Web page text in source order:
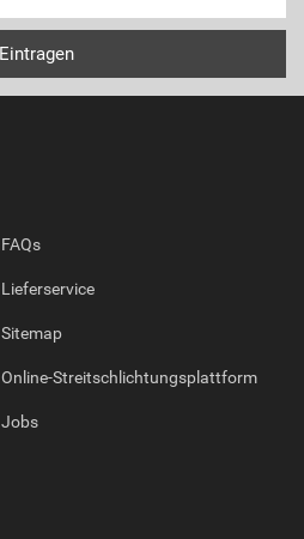
FAQs
Lieferservice
Sitemap
Online-Streitschlichtungsplattform
Jobs